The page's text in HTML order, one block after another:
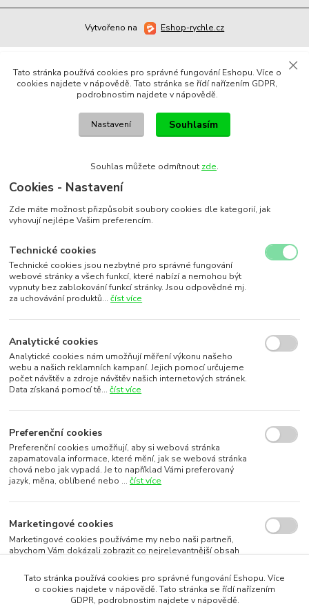
Vytvořeno na Eshop-rychle.cz
Tato stránka používá cookies pro správné fungování Eshopu. Více o
cookies najdete v nápovědě. Tato stránka se řídí nařízením GDPR,
podrobnostim najdete v nápovědě.
Nastavení Souhlasím
Souhlas můžete odmítnout zde.
Cookies - Nastavení
Zde máte možnost přizpůsobit soubory cookies dle kategorií, jak
vyhovují nejlépe Vašim preferencím.
Technické cookies
Technické cookies jsou nezbytné pro správné fungování
webové stránky a všech funkcí, které nabízí a nemohou být
vypnuty bez zablokování funkcí stránky. Jsou odpovědné mj.
za uchovávání produktů...číst více
Analytické cookies
Analytické cookies nám umožňují měření výkonu našeho
webu a našich reklamních kampaní. Jejich pomocí určujeme
počet návštěv a zdroje návštěv našich internetových stránek.
Data získaná pomocí tě...číst více
Preferenční cookies
Preferenční cookies umožňují, aby si webová stránka
zapamatovala informace, které mění, jak se webová stránka
chová nebo jak vypadá. Je to například Vámi preferovaný
jazyk, měna, oblíbené nebo ...číst více
Marketingové cookies
Marketingové cookies používáme my nebo naši partneři,
abychom Vám dokázali zobrazit co nejrelevantnější obsah
subjektů. To je možn... číst více
Tato stránka používá cookies pro správné fungování Eshopu. Více
o cookies najdete v nápovědě. Tato stránka se řídí nařízením
GDPR, podrobnostim najdete v nápovědě.